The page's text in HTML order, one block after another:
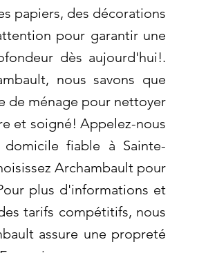
papiers, des décorations
pour garantir une
dès aujourd'hui!.
nous savons que
de ménage pour nettoyer
et soigné! Appelez-nous
fiable à Sainte-
Archambault pour
plus d'informations et
tarifs compétitifs, nous
assure une propreté